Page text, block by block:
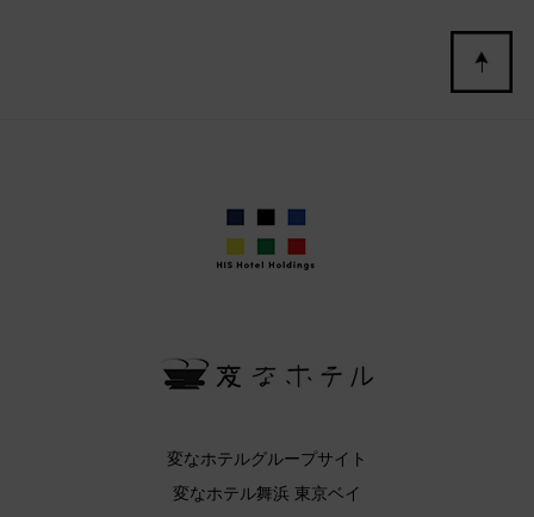
変なホテルグループサイト
変なホテル舞浜 東京ベイ